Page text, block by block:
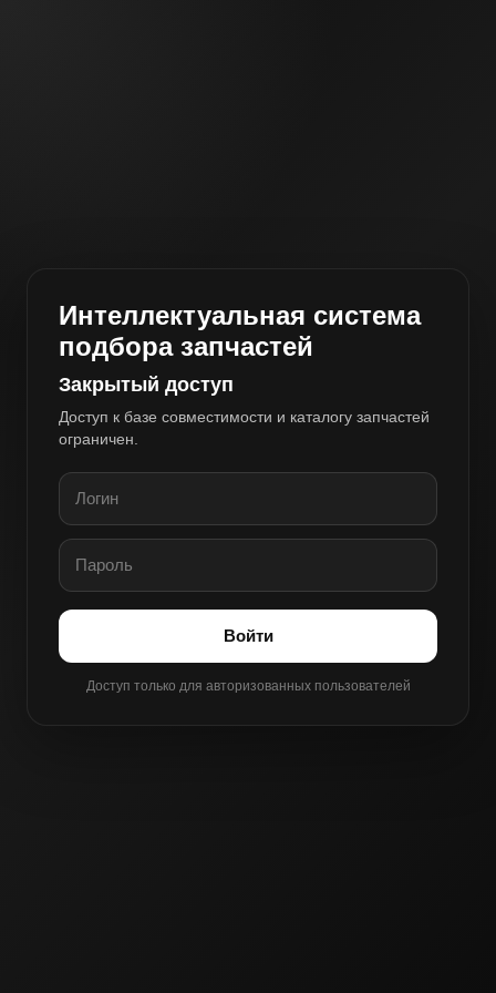
Интеллектуальная система
подбора запчастей
Закрытый доступ
Доступ к базе совместимости и каталогу запчастей
ограничен.
Войти
Доступ только для авторизованных пользователей